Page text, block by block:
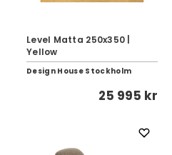
Level Matta 250x350 |
Yellow
Design House Stockholm
25 995 kr